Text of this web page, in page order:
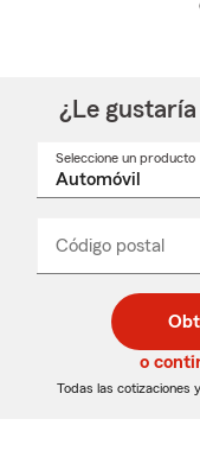
¿Le
Seleccione un producto
Código postal
de
5
de
5
_____
o
Todas las cotizaciones